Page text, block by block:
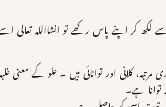
کر اپنے پاس رکھے تو انشااللہ تعالی
کلانی اور توانائی ہیں ۔ علو کے معنی
ہے۔